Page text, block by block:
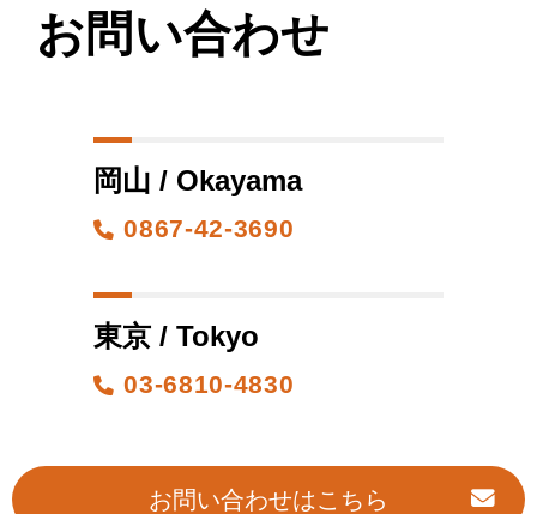
お問い合わせ
岡山 / Okayama
0867-42-3690
東京 / Tokyo
03-6810-4830
お問い合わせはこちら